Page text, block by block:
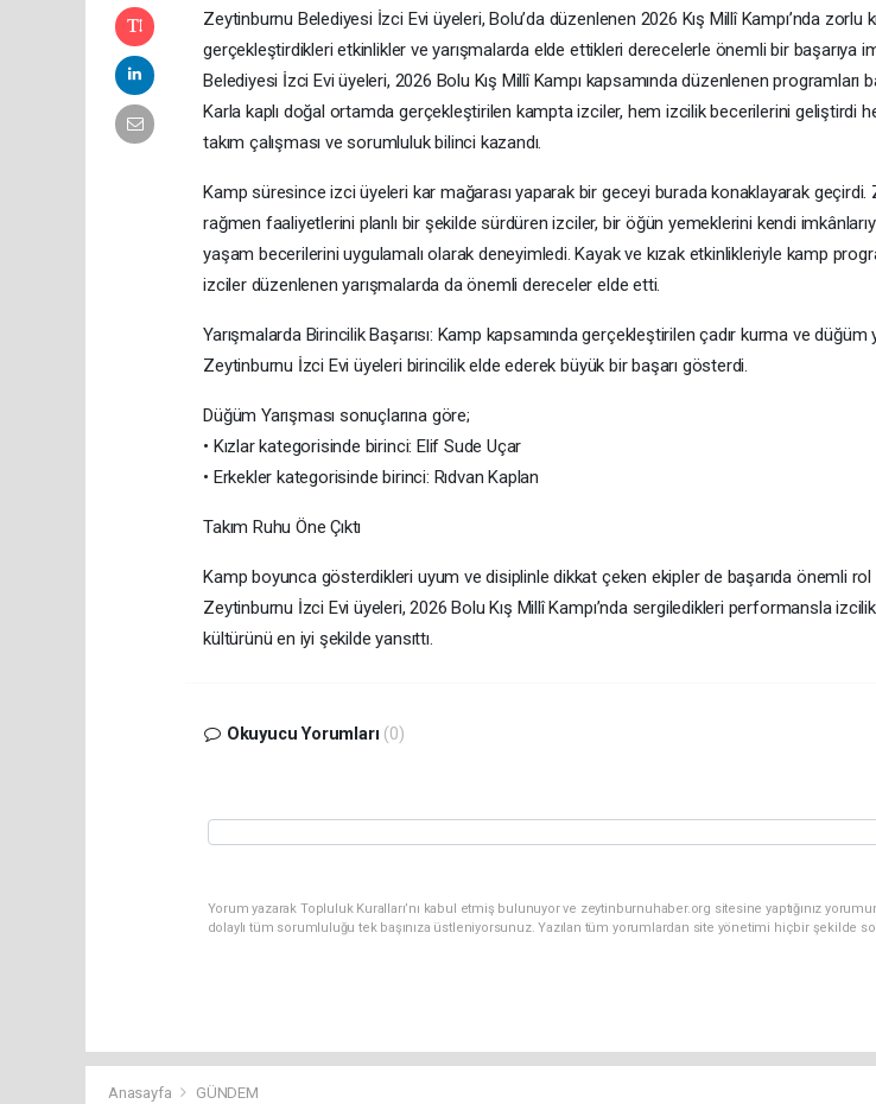
Zeytinburnu Belediyesi İzci Evi üyeleri, Bolu’da düzenlenen 2026 Kış Millî Kampı’nda zorlu
gerçekleştirdikleri etkinlikler ve yarışmalarda elde ettikleri derecelerle önemli bir başarıya
Belediyesi İzci Evi üyeleri, 2026 Bolu Kış Millî Kampı kapsamında düzenlenen programları
Karla kaplı doğal ortamda gerçekleştirilen kampta izciler, hem izcilik becerilerini geliştirdi
takım çalışması ve sorumluluk bilinci kazandı.
Kamp süresince izci üyeleri kar mağarası yaparak bir geceyi burada konaklayarak geçirdi.
rağmen faaliyetlerini planlı bir şekilde sürdüren izciler, bir öğün yemeklerini kendi
yaşam becerilerini uygulamalı olarak deneyimledi. Kayak ve kızak etkinlikleriyle kamp
izciler düzenlenen yarışmalarda da önemli dereceler elde etti.
Yarışmalarda Birincilik Başarısı: Kamp kapsamında gerçekleştirilen çadır kurma ve düğüm
Zeytinburnu İzci Evi üyeleri birincilik elde ederek büyük bir başarı gösterdi.
Düğüm Yarışması sonuçlarına göre;
• Kızlar kategorisinde birinci: Elif Sude Uçar
• Erkekler kategorisinde birinci: Rıdvan Kaplan
Takım Ruhu Öne Çıktı
Kamp boyunca gösterdikleri uyum ve disiplinle dikkat çeken ekipler de başarıda önemli rol
Zeytinburnu İzci Evi üyeleri, 2026 Bolu Kış Millî Kampı’nda sergiledikleri performansla
kültürünü en iyi şekilde yansıttı.
Okuyucu Yorumları (0)
Yorum yazarak Topluluk Kuralları’nı kabul etmiş bulunuyor ve zeytinburnuhaber.org sitesine yaptığınız
dolaylı tüm sorumluluğu tek başınıza üstleniyorsunuz. Yazılan tüm yorumlardan site yönetimi hiçbir şekilde
Anasayfa GÜNDEM